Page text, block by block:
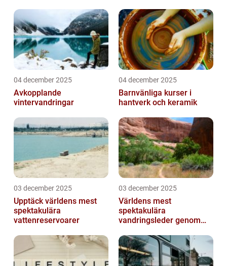
04 december 2025
Avkopplande
vintervandringar
04 december 2025
Barnvänliga kurser i
hantverk och keramik
03 december 2025
Upptäck världens mest
spektakulära
vattenreservoarer
03 december 2025
Världens mest
spektakulära
vandringsleder genom